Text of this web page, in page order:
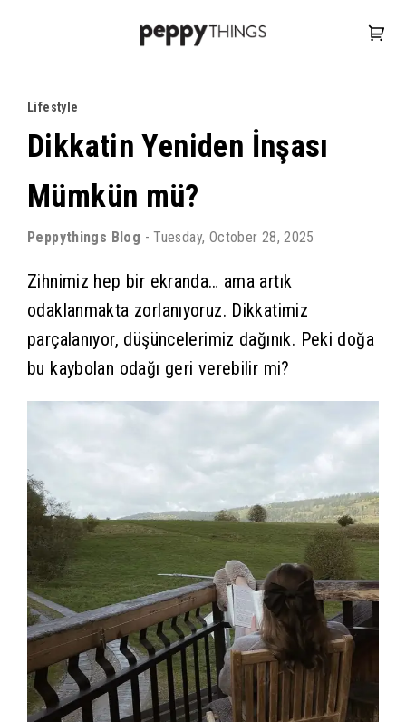
Lifestyle
Dikkatin Yeniden İnşası
Mümkün mü?
Peppythings Blog -Tuesday, October 28, 2025
Zihnimiz hep bir ekranda… ama artık
odaklanmakta zorlanıyoruz. Dikkatimiz
parçalanıyor, düşüncelerimiz dağınık. Peki doğa
bu kaybolan odağı geri verebilir mi?